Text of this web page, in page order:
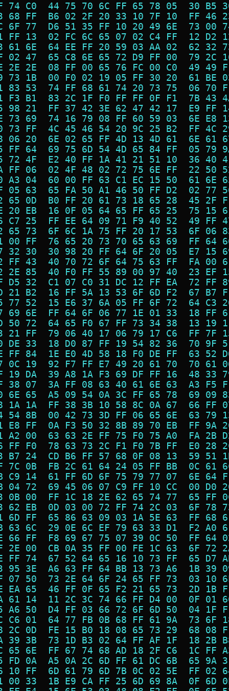
74 C0  44 75 70 6C FF 65 78 05  30
68 FF  B6 02 2F 20 33 10 7F 10  FF
6F 77  D6 51 35 FF 10 20 49 6E  73
FF 13  02 FC 6C 65 07 02 C4 FF  12
61 6E  64 EE FF 20 59 03 AA 02  62
02 47  65 C8 6E 65 72 D9 FF 00  79
2E 2E  08 FF 00 65 76 FC 00 C0  49
73 1B  00 F0 02 19 05 FF 30 20  61
83 53  74 FF 68 61 74 20 73 75  06
F3 B1  83 2C 1F F0 FF FF 0F F1  7B
98 21  FF 37 42 3E 62 47 42 17  E9
73 69  74 16 79 08 FF 60 59 03  6E
73 FF  4C 45 46 54 20 9C 25 B2  FF
06 20  6E 02 65 FF 4D 13 4D 61  6E
FF 64  69 75 6D 54 4D 65 84 FF  05
72 4F  E2 40 FF 1A 41 21 51 10  36
FF 06  02 4F 48 02 72 75 6E FF  22
A3 04  60 00 FF 63 C1 EC 15 50  61
05 63  65 FA 50 A1 46 50 FF D2  02
65 0D  B0 FF 20 61 73 18 65 28  45
20 EB  16 0F 05 64 65 FF 65 25  75
C7 25  FF EE 64 09 71 F9 40 52  49
65 73  6F 6C 1A 75 FF 20 17 53  6F
00 FF  76 65 20 73 70 65 63 69  FF
32 30  30 98 20 FF 64 6F 20 05  E7
FF 43  40 70 72 6F 64 75 63 FF  FA
2E 85  40 F0 FF 55 89 00 97 40  23
D5 32  C1 07 C0 31 DC 12 FF EA  72
21 B2  16 FF 5A 13 53 6F 6D F2  67
77 52  15 E6 37 6A 05 FF 6F 72  64
69 6E  FF 64 6F 06 77 1E 01 33  18
50 72  64 65 F0 67 FF 73 34 38  13
21 FF  79 06 40 17 06 79 17 C6  FF
DE 33  18 D0 87 FF 19 54 82 36  70
FF 84  1E E0 4D 58 18 F0 DE FF  63
0C 19  92 F7 FF E7 49 20 61 70  70
19 DA  39 A8 1A F3 69 DF FF 16  48
38 07  3A FF 08 63 40 61 6E 63  A3
6E 65  A5 09 54 0A 3C FF 65 78  69
1A 1A  FF 38 3B 10 58 8C 0A 67  66
54 8B  00 42 73 3D FF 06 65 6E  63
E8 FF  0A F3 50 32 8B 89 70 EB  FF
A2 00  63 63 2E FF 75 F0 75 A0  FA
FF F0  78 63 73 2C F1 F0 7B FF  E0
B7 24  CD B6 FF 57 68 0F 08 13  59
7C 0B  FB 2C 61 64 24 05 FF BB  0C
C9 14  61 FF 6D 6F 75 79 77 07  6E
04 72  69 45 06 07 C9 FF 10 CC  00
0B 00  FF 1C 18 2E 62 65 74 77  65
62 EB  0D 03 00 72 FF 74 2C 03  6F
6D FF  65 86 63 09 03 1A 5E 63  FF
63 6C  29 0E 6C EF 79 63 33 D1  F2
66 FF  F8 69 67 75 07 39 0C 50  FF
2E 00  CB 0A 35 FF 00 FE 1C 63  6F
FF 74  67 52 64 65 16 10 73 FF  65
95 3E  A6 63 FF 64 BB 13 73 A6  1B
07 50  73 2E 64 6F 24 65 FF 73  03
EA 65  46 FF 0F 65 F2 21 65 73  2D
61 14  11 2C 3C 74 66 FF D4 00  0F
A6 50  D4 FF 03 66 72 6F 6D 50  04
C6 01  64 77 FB 0B 68 FF 61 9A  73
2C 0D  FE 15 B0 18 08 65 73 29  68
39 3B  73 1D B3 02 64 FF AF 1F  18
65 6E  FF 67 74 68 AD 18 2F C6  1C
FD 0A  A5 0A 2C 6D FF 61 DC 6B  65
10 FF  6D 61 79 6D 7B 0C 02 5E  FF
00 33  1B E9 CA FF 25 6D 69 8A  0F